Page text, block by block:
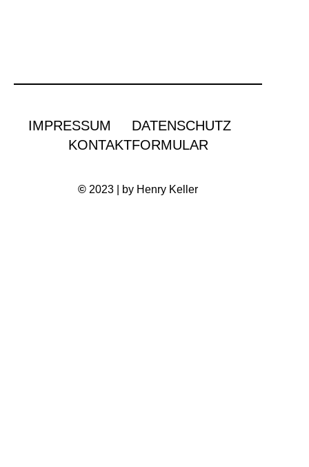
IMPRESSUM
DATENSCHUTZ
KONTAKTFORMULAR
© 2023 | by Henry Keller